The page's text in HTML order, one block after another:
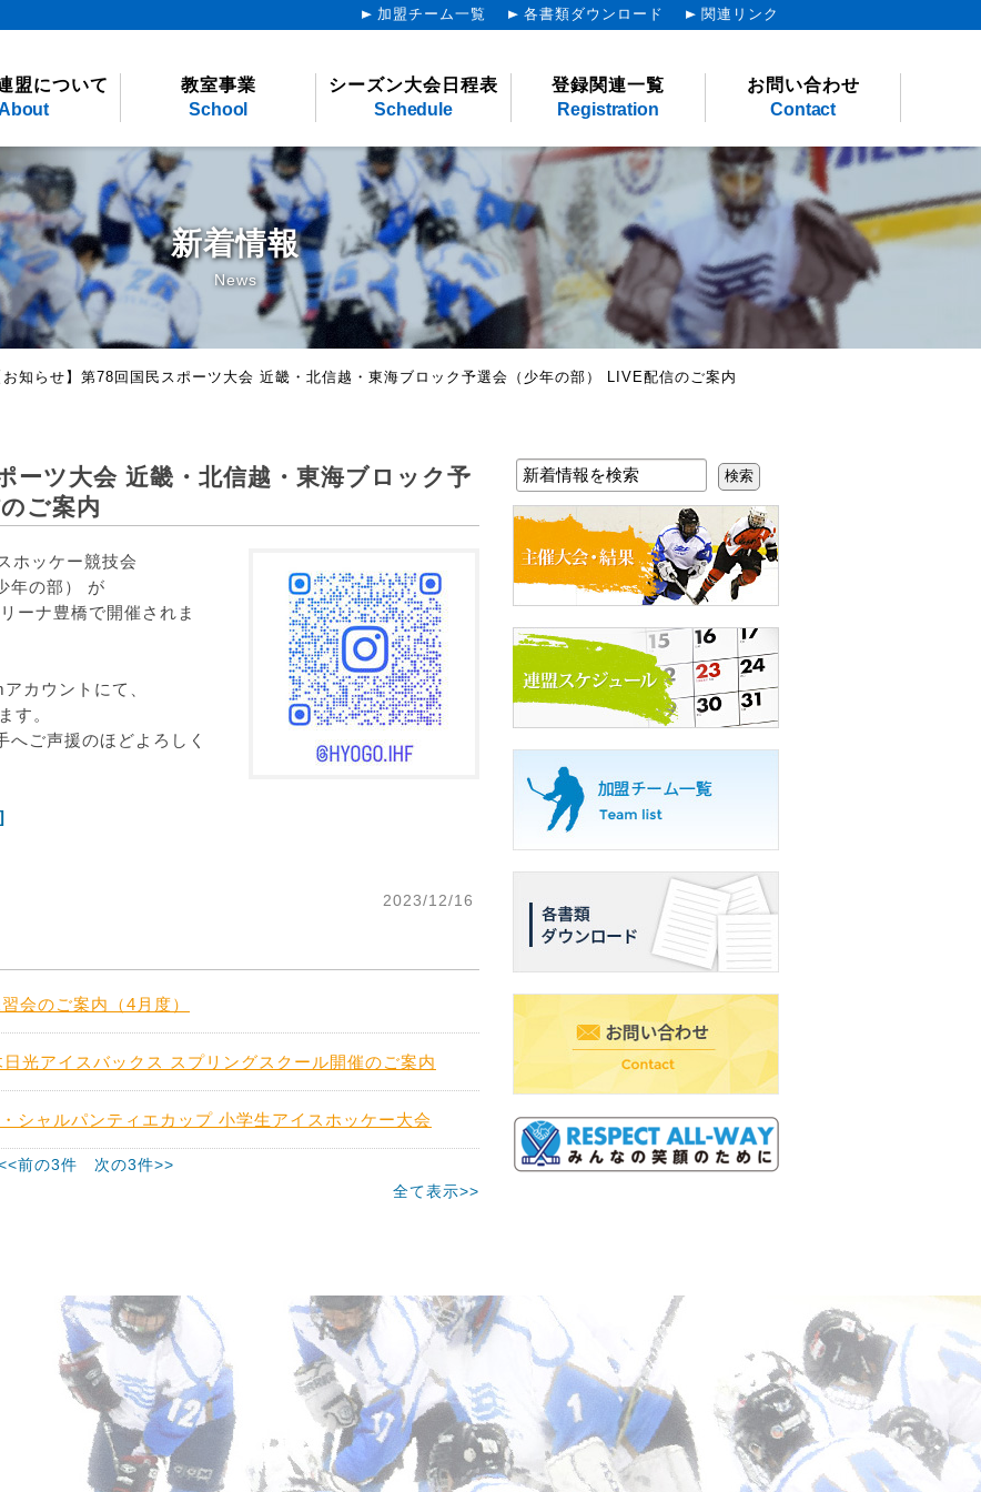
加盟チーム一覧 各書類ダウンロード 関連リンク
盟について
教室事業
School
シーズン大会日程表
Schedule
登録関連一覧
Registration
お問い合わせ
Contact
新着情報
News
お知らせ】第78回国民スポーツ大会 近畿・北信越・東海ブロック予選会（少年の部） LIVE配信のご案内
ーツ大会 近畿・北信越・東海ブロック予
ご案内
ホッケー競技会
年の部） が
ーナ豊橋で開催されま
カウントにて、
す。
ご声援のほどよろしく
2023/12/16
会のご案内（4月度）
日光アイスバックス スプリングスクール開催のご案内
シャルパンティエカップ 小学生アイスホッケー大会
前の3件
次の3件>>
全て表示>>